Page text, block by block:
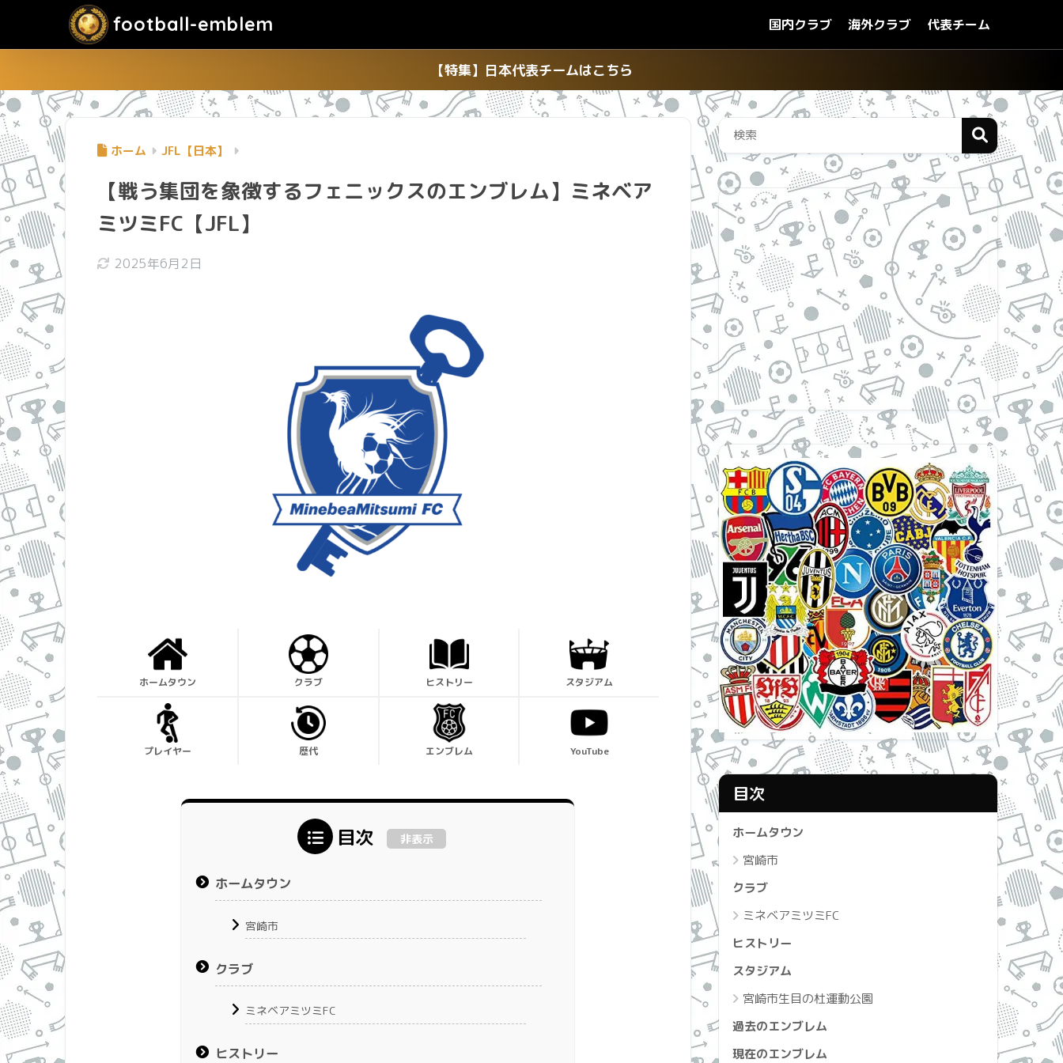
football-emblem 国内クラブ 海外クラブ 代表チーム
【特集】日本代表チームはこちら
ホーム JFL【日本】
【戦う集団を象徴するフェニックスのエンブレム】ミネベア
ミツミFC【JFL】
2025年6月2日
ホームタウン クラブ ヒストリー スタジアム
プレイヤー 歴代 エンブレム YouTube
目次 非表示
ホームタウン
宮崎市
クラブ
ミネベアミツミFC
ヒストリー
目次
ホームタウン
宮崎市
クラブ
ミネベアミツミFC
ヒストリー
スタジアム
宮崎市生目の杜運動公園
過去のエンブレム
現在のエンブレム